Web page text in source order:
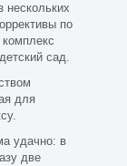
по
сад.
для
удачно: в
две